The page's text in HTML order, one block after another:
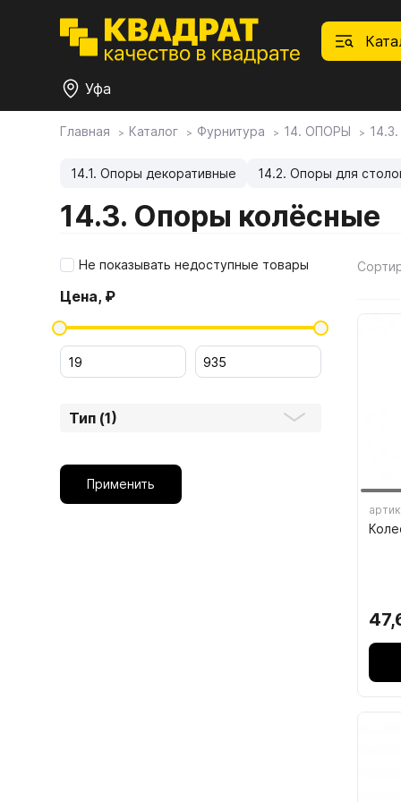
Уфа
Плитные материалы
Фурнитура 01.
1.1.
1.4.
1.5.
1.6.
4.1.
4.2.
4.4.
4.5.
Столешницы
Мой ЭГГЕР
Главная Каталог Фурнитура 14. ОПОРЫ
14.1. Опоры декоративные 14.2. Опоры для
14.3. Опоры колёсные
Не показывать недоступные товары
Цена, ₽
Тип (1)
Применить